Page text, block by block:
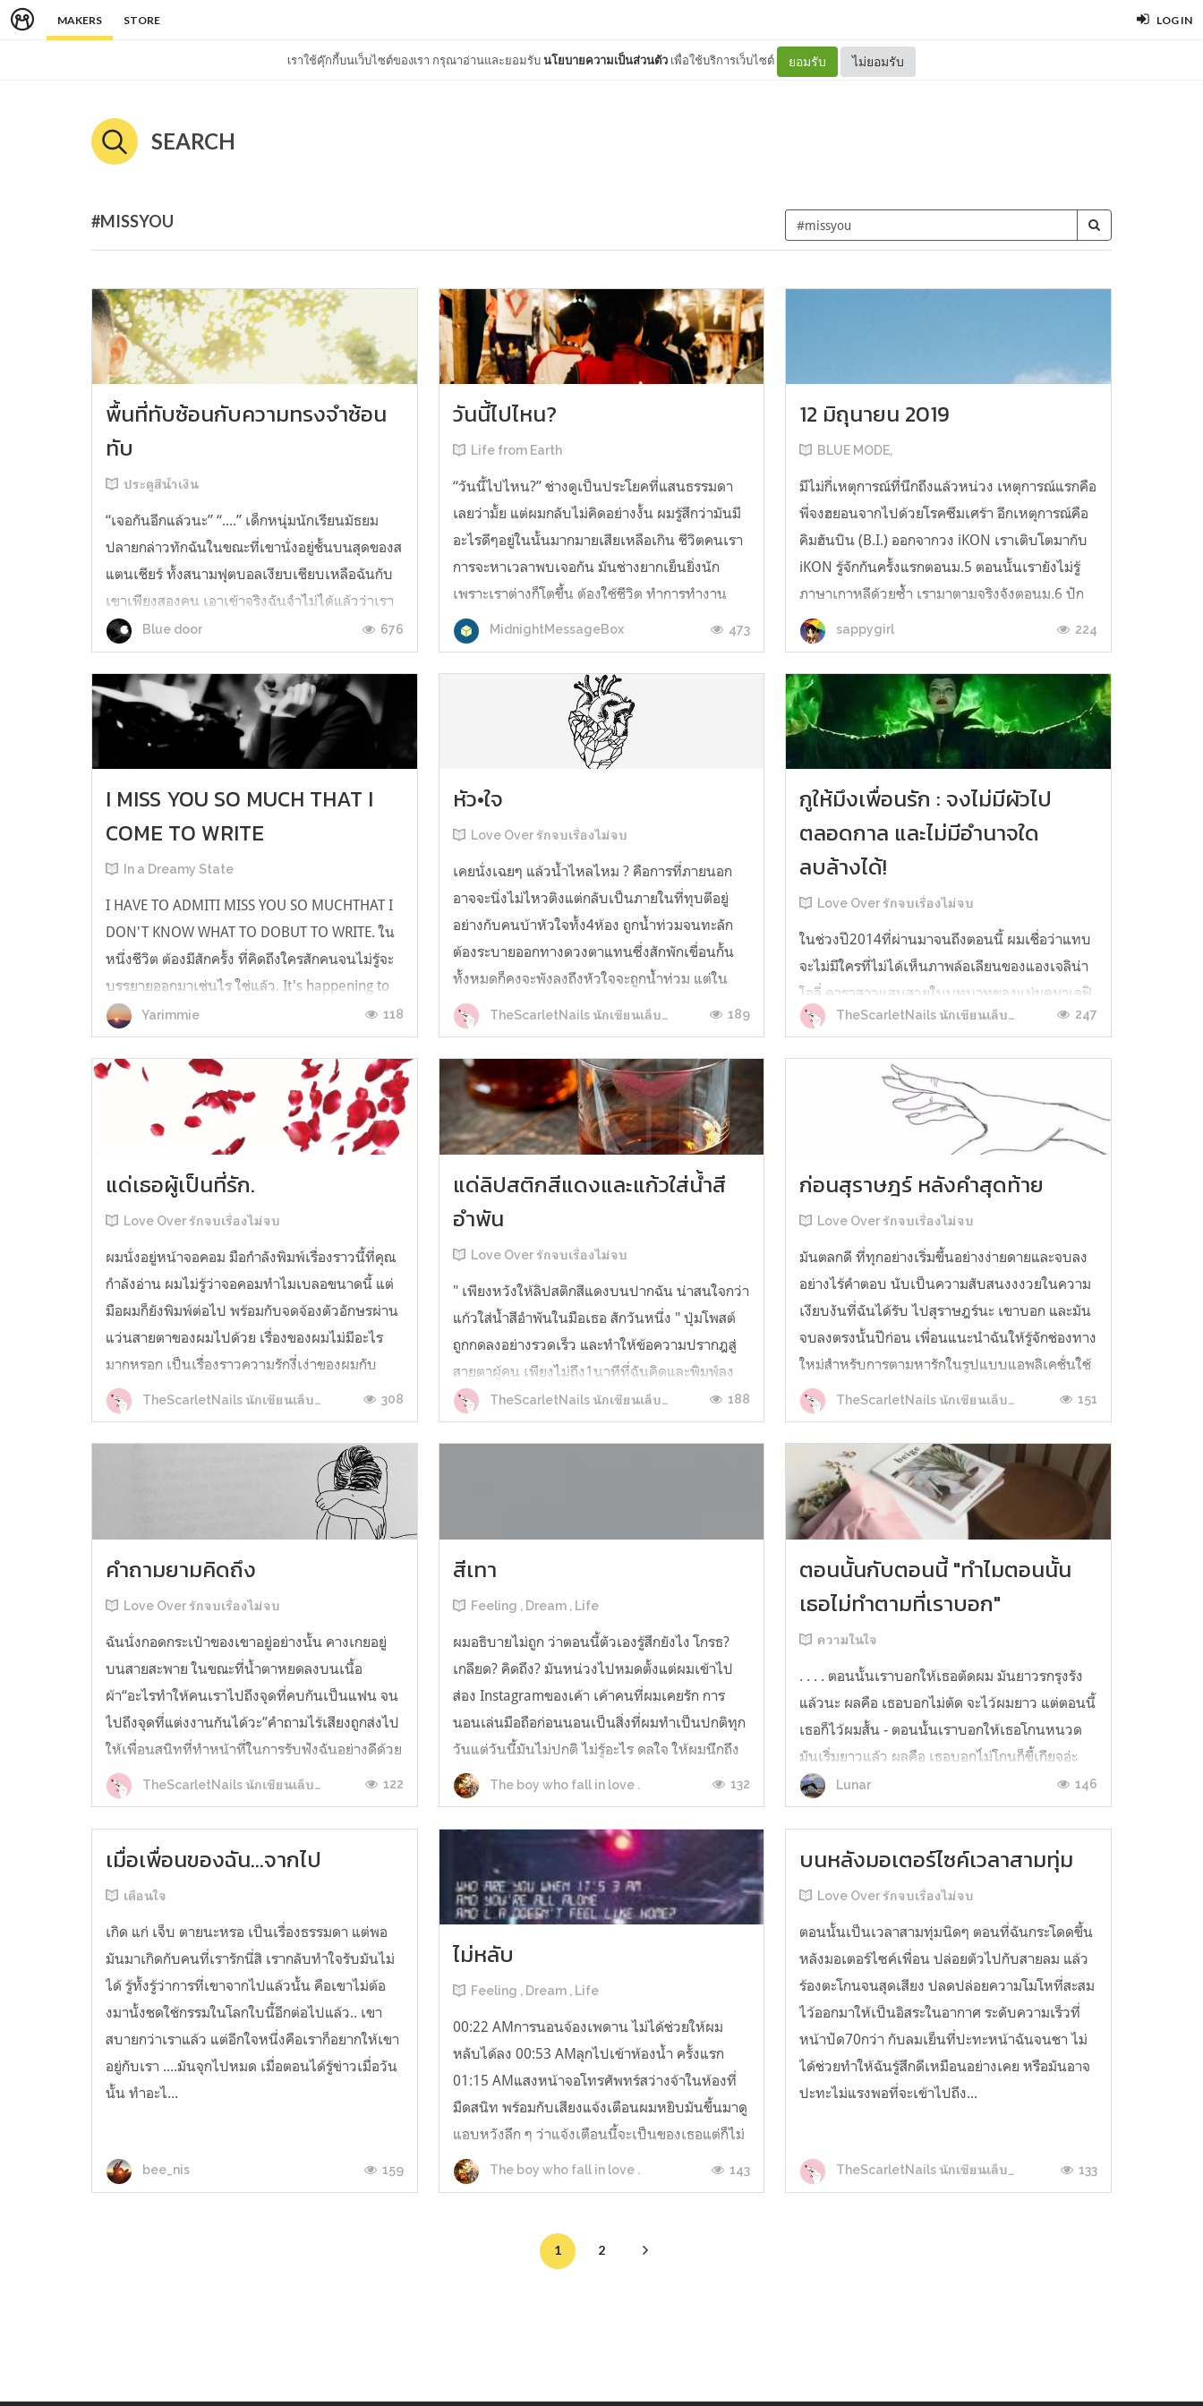
MAKERS STORE LOG IN
เราใช้คุ๊กกี้บนเว็บไซต์ของเรา กรุณาอ่านและยอมรับนโยบายความเป็นส่วนตัว เพื่อใช้บริการเว็บไซต์ ยอมรับ ไม่ยอมรับ
SEARCH
#MISSYOU
พื้นที่ทับซ้อนกับความทรงจำซ้อน
ทับ
ประตูสีน้ำเงิน
“เจอกันอีกแล้วนะ” “....” เด็กหนุ่มนักเรียนมัธยม
ปลายกล่าวทักฉันในขณะที่เขานั่งอยู่ชั้นบนสุดของส
แตนเชียร์ ทั้งสนามฟุตบอลเงียบเชียบเหลือฉันกับ
เขาเพียงสองคน เอาเข้าจริงฉันจำไม่ได้แล้วว่าเรา
มาเจอกันในที่แห่งนี้กี่ครั้งแล้ว บรรยากาศเดิมๆ
ความเงียบเหงาเดิมๆ แต่ที่น่าแปลกคือฉันไม่เคย
นึกชื่อเด็กหนุ่มคนนั้...
Blue door 676
วันนี้ไปไหน?
Life from Earth
“วันนี้ไปไหน?” ช่างดูเป็นประโยคที่แสนธรรมดา
เลยว่ามั้ย แต่ผมกลับไม่คิดอย่างงั้น ผมรู้สึกว่ามันมี
อะไรดีๆอยู่ในนั้นมากมายเสียเหลือเกิน ชีวิตคนเรา
การจะหาเวลาพบเจอกัน มันช่างยากเย็นยิ่งนัก
เพราะเราต่างก็โตขึ้น ต้องใช้ชีวิต ทำการทำงาน
เพื่ออนาคตที่วาดไว้ มันจึงทำให้ เวลาที่เราจะได้มา
เจอหน้ามิตรสหายที่ผูก...
MidnightMessageBox 473
12 มิถุนายน 2019
BLUE MODE,
มีไม่กี่เหตุการณ์ที่นึกถึงแล้วหน่วง เหตุการณ์แรกคือ
พี่จงฮยอนจากไปด้วยโรคซึมเศร้า อีกเหตุการณ์คือ
คิมฮันบิน (B.I.) ออกจากวง iKON เราเติบโตมากับ
iKON รู้จักกันครั้งแรกตอนม.5 ตอนนั้นเรายังไม่รู้
ภาษาเกาหลีด้วยซ้ำ เรามาตามจริงจังตอนม.6 ปัก
เมนไว้แล้วคือคิมดงฮยอก แต่เรารักทั้ง 7 คนสุดใจ
เราขึ้นปี 1 เริ่...
sappygirl 224
I MISS YOU SO MUCH THAT I
COME TO WRITE
In a Dreamy State
I HAVE TO ADMITI MISS YOU SO MUCHTHAT I
DON'T KNOW WHAT TO DOBUT TO WRITE. ใน
หนึ่งชีวิต ต้องมีสักครั้ง ที่คิดถึงใครสักคนจนไม่รู้จะ
บรรยายออกมาเช่นไร ใช่แล้ว. It's happening to
me. เป็นเวลานานกว่า 1 เดือน (เรียกว่านานได้ใน
กรณีนี้) ที่ฉันไม่ได้เจอหน้าเขา และเราไม่ได้พูดคุย
กัน เม...
Yarimmie 118
หัว•ใจ
Love Over รักจบเรื่องไม่จบ
เคยนั่งเฉยๆ แล้วน้ำไหลไหม ? คือการที่ภายนอก
อาจจะนิ่งไม่ไหวติงแต่กลับเป็นภายในที่ทุบตีอยู่
อย่างกับคนบ้าหัวใจทั้ง4ห้อง ถูกน้ำท่วมจนทะลัก
ต้องระบายออกทางดวงตาแทนซึ่งสักพักเขื่อนกั้น
ทั้งหมดก็คงจะพังลงถึงหัวใจจะถูกน้ำท่วม แต่ใน
ขณะเดียวกัน บางครั้งใจกลับรู้สึกเบาหวิว
เคว้งคว้างเหมือนมีรูให้ลมลอดผ่านที่ตร...
TheScarletNails นักเขียนเล็บแดง 189
กูให้มึงเพื่อนรัก : จงไม่มีผัวไป
ตลอดกาล และไม่มีอำนาจใด
ลบล้างได้!
Love Over รักจบเรื่องไม่จบ
​ในช่วงปี2014ที่ผ่านมาจนถึงตอนนี้ ผมเชื่อว่าแทบ
จะไม่มีใครที่ไม่ได้เห็นภาพล้อเลียนของแองเจลิน่า
โจลี่ ดาราสาวแสนสวยในบทบาทของแม่มดมาเลฟิ
เซนท์ประจำเรื่องเจ้าหญิงนิทราฉบับคนแสดงแน่ๆ
คาถาใส่เจ้าหญิงน้อย โดยถ้อยคำอันเป็นตำนานคือ
‘…และไม่มีอำนาจใดลบล้างได้!!’ ต่อ...
TheScarletNails นักเขียนเล็บแดง 247
แด่เธอผู้เป็นที่รัก.
Love Over รักจบเรื่องไม่จบ
ผมนั่งอยู่หน้าจอคอม มือกำลังพิมพ์เรื่องราวนี้ที่คุณ
กำลังอ่าน ผมไม่รู้ว่าจอคอมทำไมเบลอขนาดนี้ แต่
มือผมก็ยังพิมพ์ต่อไป พร้อมกับจดจ้องตัวอักษรผ่าน
แว่นสายตาของผมไปด้วย เรื่องของผมไม่มีอะไร
มากหรอก เป็นเรื่องราวความรักงี่เง่าของผมกับ
แฟนน่ะ ผมอาจจะอยากแค่บ่นหรือระบายให้คุณฟัง
เพราะในเวลาแบบนี้ ผมไม่ม...
TheScarletNails นักเขียนเล็บแดง 308
แด่ลิปสติกสีแดงและแก้วใส่น้ำสี
อำพัน
Love Over รักจบเรื่องไม่จบ
" เพียงหวังให้ลิปสติกสีแดงบนปากฉัน น่าสนใจกว่า
แก้วใส่น้ำสีอำพันในมือเธอ สักวันหนึ่ง " ปุ่มโพสต์
ถูกกดลงอย่างรวดเร็ว และทำให้ข้อความปรากฎสู่
สายตาผู้คน เพียงไม่ถึง1นาทีที่ฉันคิดและพิมพ์ลง
ไป แต่มันเป็นผลพลอยได้จากเรื่องราวในตลอด
เวลา1เดือน2วันที่ผ่านมาเราสองคนพบกันในคืนที่
TheScarletNails นักเขียนเล็บแดง 188
ก่อนสุราษฎร์ หลังคำสุดท้าย
Love Over รักจบเรื่องไม่จบ
มันตลกดี ที่ทุกอย่างเริ่มขึ้นอย่างง่ายดายและจบลง
อย่างไร้คำตอบ นับเป็นความสับสนงงงวยในความ
เงียบงันที่ฉันได้รับ ไปสุราษฎร์นะ เขาบอก และมัน
จบลงตรงนั้นปีก่อน เพื่อนแนะนำฉันให้รู้จักช่องทาง
ใหม่สำหรับการตามหารักในรูปแบบแอพลิเคชั่นใช้
งานง่าย ฉันชอบมันมาก ระคนตื่นเต้นกับเพื่อนร่วม
แอปมากหน้าหลายตาที่เรียงราย...
TheScarletNails นักเขียนเล็บแดง 151
คำถามยามคิดถึง
Love Over รักจบเรื่องไม่จบ
ฉันนั่งกอดกระเป๋าของเขาอยู่อย่างนั้น คางเกยอยู่
บนสายสะพาย ในขณะที่น้ำตาหยดลงบนเนื้อ
ผ้า“อะไรทำให้คนเราไปถึงจุดที่คบกันเป็นแฟน จน
ไปถึงจุดที่แต่งงานกันได้วะ”คำถามไร้เสียงถูกส่งไป
ให้เพื่อนสนิทที่ทำหน้าที่ในการรับฟังฉันอย่างดีด้วย
การอ่านข้อความนั้นและพิมพ์ตอบกลับมาอย่าง
รวดเร็ว“เมื่อตัวจริง2คนมาเจอกันไงมึ...
TheScarletNails นักเขียนเล็บแดง 122
สีเทา
Feeling , Dream , Life
ผมอธิบายไม่ถูก ว่าตอนนี้ตัวเองรู้สึกยังไง โกรธ?
เกลียด? คิดถึง? มันหน่วงไปหมดตั้งแต่ผมเข้าไป
ส่อง Instagramของเค้า เค้าคนที่ผมเคยรัก การ
นอนเล่นมือถือก่อนนอนเป็นสิ่งที่ผมทำเป็นปกติทุก
วันแต่วันนี้มันไม่ปกติ ไม่รู้อะไร ดลใจ ให้ผมนึกถึง
เค้า การต่อสู้ระหว่างหัวใจกับสมองได้เริ่มขึ้น...
The boy who fall in love . 132
ตอนนั้นกับตอนนี้ "ทำไมตอนนั้น
เธอไม่ทำตามที่เราบอก"
ความในใจ
. . . . ตอนนั้นเราบอกให้เธอตัดผม มันยาวรกรุงรัง
แล้วนะ ผลคือ เธอบอกไม่ตัด จะไว้ผมยาว แต่ตอนนี้
เธอก็ไว้ผมสั้น - ตอนนั้นเราบอกให้เธอโกนหนวด
มันเริ่มยาวแล้ว ผลคือ เธอบอกไ่ม่โกนก็ขี้เกียจอ่ะ
ตอนนี้ เธอก็ไม่เห็นมีหนวด - ตอนนั้นเราบอกให้
เธอซื้อรองเท้าใหม่ ผลคือ เธอไม่ซื้อบอกว่าใส่แตะ
Lunar 146
เมื่อเพื่อนของฉัน...จากไป
เตือนใจ
เกิด แก่ เจ็บ ตายนะหรอ เป็นเรื่องธรรมดา แต่พอ
มันมาเกิดกับคนที่เรารักนี่สิ เรากลับทำใจรับมันไม่
ได้ รู้ทั้งรู้ว่าการที่เขาจากไปแล้วนั้น คือเขาไม่ต้อ
งมานั้งชดใช้กรรมในโลกใบนี้อีกต่อไปแล้ว.. เขา
สบายกว่าเราแล้ว แต่อีกใจหนึ่งคือเราก็อยากให้เขา
อยู่กับเรา ....มันจุกไปหมด เมื่อตอนได้รู้ข่าวเมื่อวัน
นั้น ทำอะไ...
bee_nis 159
ไม่หลับ
Feeling , Dream , Life
00:22 AMการนอนจ้องเพดาน ไม่ได้ช่วยให้ผม
หลับได้ลง 00:53 AMลุกไปเข้าห้องน้ำ ครั้งแรก
01:15 AMแสงหน้าจอโทรศัพทร์สว่างจ้าในห้องที่
มืดสนิท พร้อมกับเสียงแจ้งเตือนผมหยิบมันขึ้นมาดู
แอบหวังลึก ๆ ว่าแจ้งเตือนนี้จะเป็นของเธอแต่ก็ไม่
01:40 AMโรงงานในหัวผมยังไม่ปิดตัวลง มันยัง
ทำงานและคิดอะไรฟุ้งซ่านมากมายอยู่...
The boy who fall in love . 143
บนหลังมอเตอร์ไซค์เวลาสามทุ่ม
Love Over รักจบเรื่องไม่จบ
ตอนนั้นเป็นเวลาสามทุ่มนิดๆ ตอนที่ฉันกระโดดขึ้น
หลังมอเตอร์ไซค์เพื่อน ปล่อยตัวไปกับสายลม แล้ว
ร้องตะโกนจนสุดเสียง ปลดปล่อยความโมโหที่สะสม
ไว้ออกมาให้เป็นอิสระในอากาศ ระดับความเร็วที่
หน้าปัด70กว่า กับลมเย็นที่ปะทะหน้าฉันจนชา ไม่
ได้ช่วยทำให้ฉันรู้สึกดีเหมือนอย่างเคย หรือมันอาจ
ปะทะไม่แรงพอที่จะเข้าไปถึง...
TheScarletNails นักเขียนเล็บแดง 133
1 2